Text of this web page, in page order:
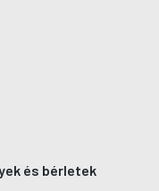
és bérletek